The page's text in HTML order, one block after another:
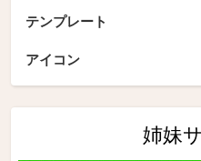
テンプレート
アイコン
姉妹